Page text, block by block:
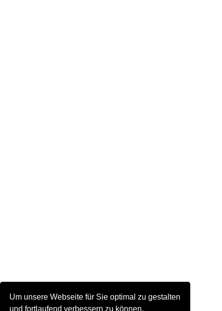
Um unsere Webseite für Sie optimal zu gestalten
und fortlaufend verbessern zu können,